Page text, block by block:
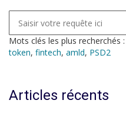
Mots clés les plus recherchés :
token, fintech, amld, PSD2
Articles récents